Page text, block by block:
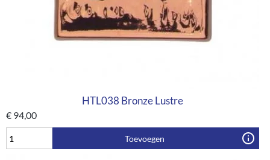
HTL038 Bronze Lustre
€ 94,00
Toevoegen